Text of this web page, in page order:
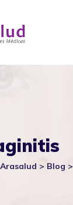
> Blog >